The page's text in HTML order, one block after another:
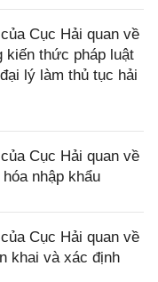
Cục Hải quan về
kiến thức pháp luật
lý làm thủ tục hải
Cục Hải quan về
nhập khẩu
Cục Hải quan về
khai và xác định